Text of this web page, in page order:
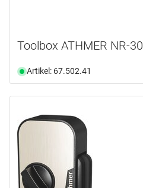
Toolbox ATHMER NR-30
Artikel: 67.502.41